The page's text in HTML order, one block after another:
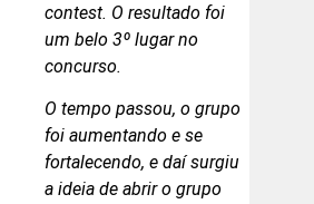
contest. O resultado foi
um belo 3º lugar no
concurso.
O tempo passou, o grupo
foi aumentando e se
fortalecendo, e daí surgiu
a ideia de abrir o grupo